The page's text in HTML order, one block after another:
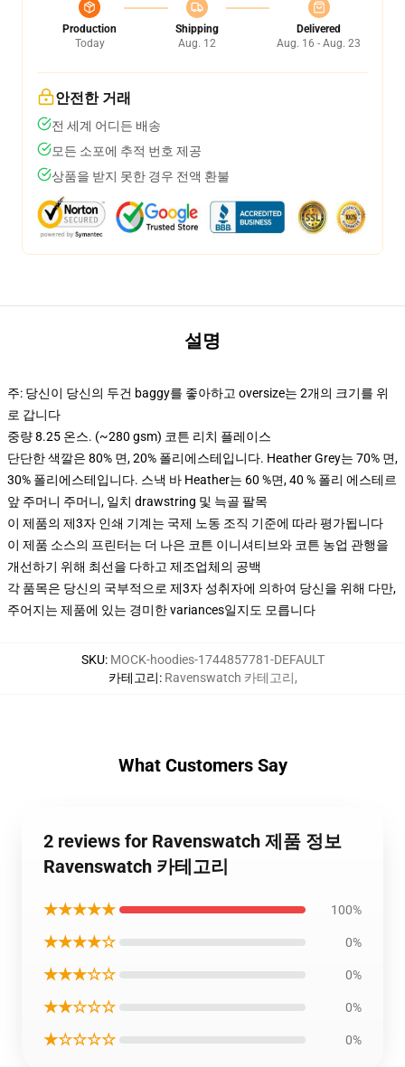
Production
Today
Shipping
Aug. 12
Delivered
Aug. 16 - Aug. 23
안전한 거래
전 세계 어디든 배송
모든 소포에 추적 번호 제공
상품을 받지 못한 경우 전액 환불
설명
주: 당신이 당신의 두건 baggy를 좋아하고 oversize는 2개의 크기를 위
로 갑니다
중량 8.25 온스. (~280 gsm) 코튼 리치 플레이스
단단한 색깔은 80% 면, 20% 폴리에스테입니다. Heather Grey는 70% 면,
30% 폴리에스테입니다. 스낵 바 Heather는 60 %면, 40 % 폴리 에스테르
앞 주머니 주머니, 일치 drawstring 및 늑골 팔목
이 제품의 제3자 인쇄 기계는 국제 노동 조직 기준에 따라 평가됩니다
이 제품 소스의 프린터는 더 나은 코튼 이니셔티브와 코튼 농업 관행을
개선하기 위해 최선을 다하고 제조업체의 공백
각 품목은 당신의 국부적으로 제3자 성취자에 의하여 당신을 위해 다만,
주어지는 제품에 있는 경미한 variances일지도 모릅니다
SKU: MOCK-hoodies-1744857781-DEFAULT
카테고리: Ravenswatch 카테고리,
What Customers Say
2 reviews for Ravenswatch 제품 정보
Ravenswatch 카테고리
★★★★★ 100%
★★★★☆ 0%
★★★☆☆ 0%
★★☆☆☆ 0%
★☆☆☆☆ 0%